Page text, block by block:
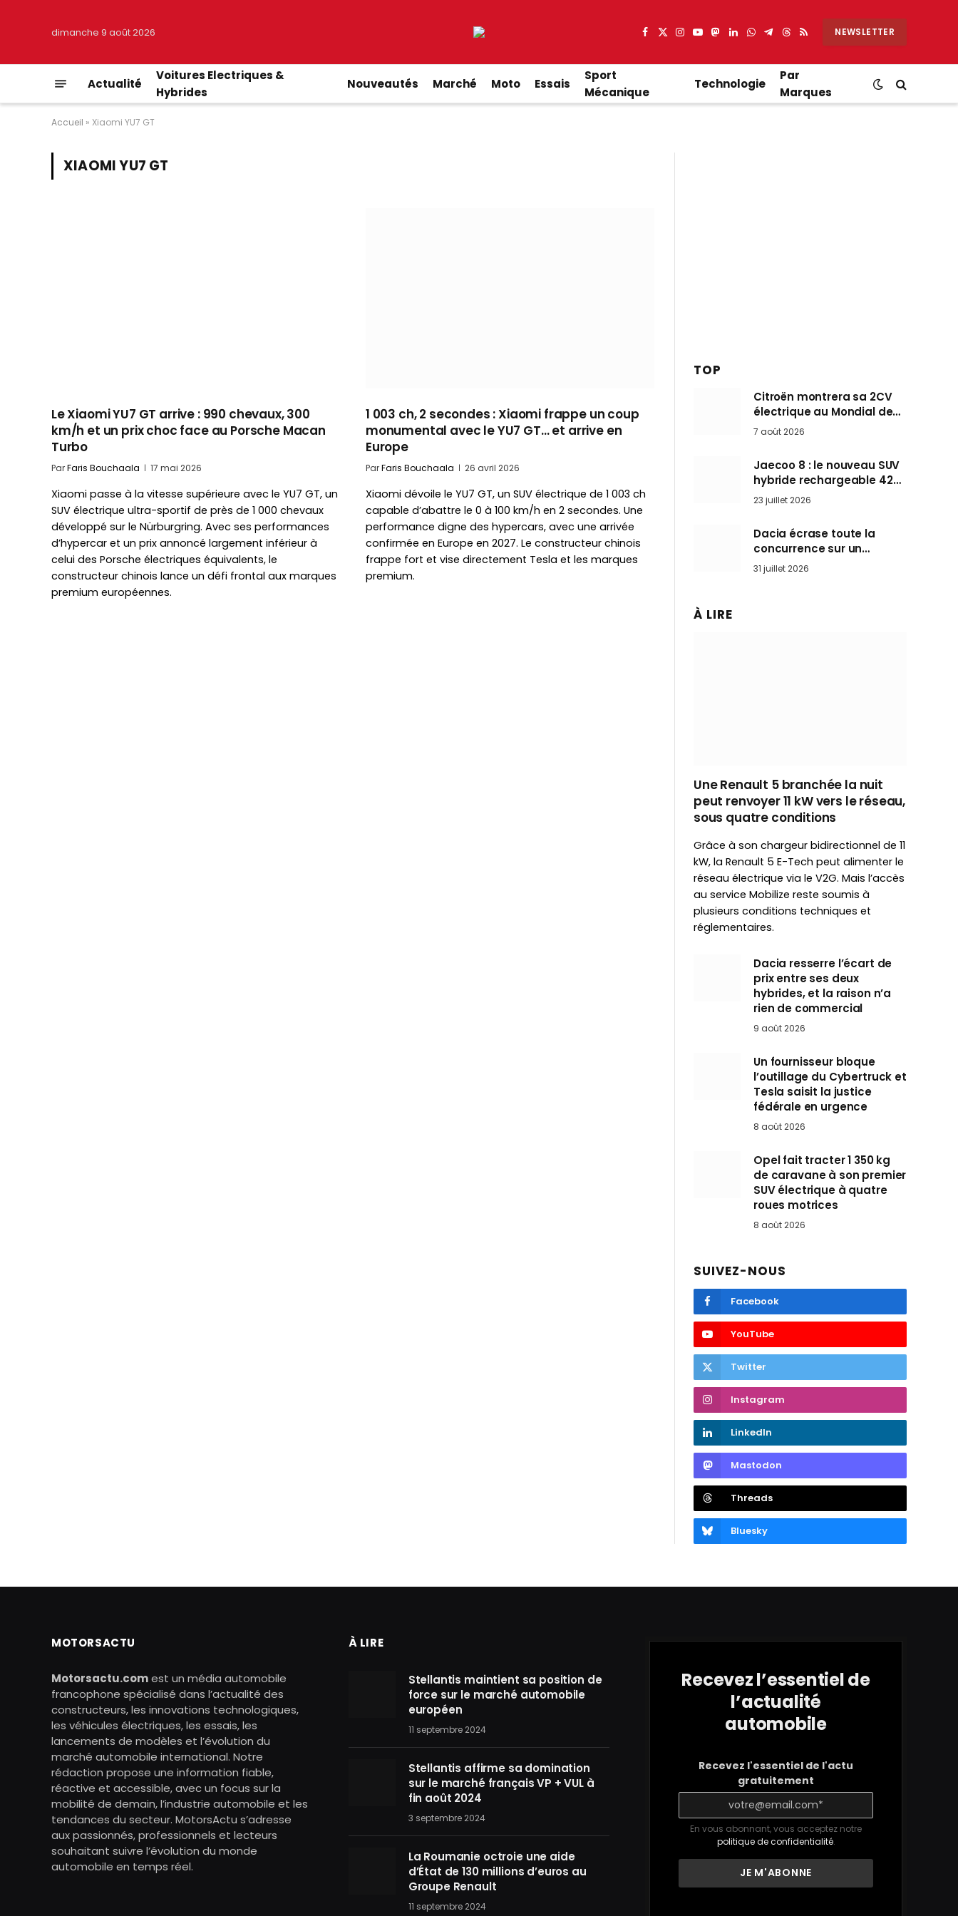
dimanche 9 août 2026 Facebook
X
Instagram
YouTube
Mastodon
LinkedIn
WhatsApp
Partager
Telegram
Threads
RSS NEWSLETTER
Actualité
Voitures Electriques &
Hybrides
Nouveautés Marché Moto Essais
Sport
Mécanique
Technologie
Par
Marques
Accueil » Xiaomi YU7 GT
XIAOMI YU7 GT
Le Xiaomi YU7 GT arrive : 990 chevaux, 300
km/h et un prix choc face au Porsche Macan
Turbo
ParFaris Bouchaala 17 mai 2026
Xiaomi passe à la vitesse supérieure avec le YU7 GT, un
SUV électrique ultra-sportif de près de 1 000 chevaux
développé sur le Nürburgring. Avec ses performances
d’hypercar et un prix annoncé largement inférieur à
celui des Porsche électriques équivalents, le
constructeur chinois lance un défi frontal aux marques
premium européennes.
1 003 ch, 2 secondes : Xiaomi frappe un coup
monumental avec le YU7 GT… et arrive en
Europe
ParFaris Bouchaala 26 avril 2026
Xiaomi dévoile le YU7 GT, un SUV électrique de 1 003 ch
capable d’abattre le 0 à 100 km/h en 2 secondes. Une
performance digne des hypercars, avec une arrivée
confirmée en Europe en 2027. Le constructeur chinois
frappe fort et vise directement Tesla et les marques
premium.
TOP
Citroën montrera sa 2CV
électrique au Mondial de
Paris pendant que BMW et
7 août 2026
Jaecoo 8 : le nouveau SUV
hybride rechargeable 428
ch qui vise l’Audi Q7 arrive
en Europe cet automne
23 juillet 2026
Dacia écrase toute la
concurrence sur un
marché où personne ne
l’attendait
31 juillet 2026
À LIRE
Une Renault 5 branchée la nuit
peut renvoyer 11 kW vers le réseau,
sous quatre conditions
Grâce à son chargeur bidirectionnel de 11
kW, la Renault 5 E-Tech peut alimenter le
réseau électrique via le V2G. Mais l’accès
au service Mobilize reste soumis à
plusieurs conditions techniques et
réglementaires.
Dacia resserre l’écart de
prix entre ses deux
hybrides, et la raison n’a
rien de commercial
9 août 2026
Un fournisseur bloque
l’outillage du Cybertruck et
Tesla saisit la justice
fédérale en urgence
8 août 2026
Opel fait tracter 1 350 kg
de caravane à son premier
SUV électrique à quatre
roues motrices
8 août 2026
SUIVEZ-NOUS
Facebook
YouTube
Twitter
Instagram
LinkedIn
Mastodon
Threads
Bluesky
MOTORSACTU
Motorsactu.comest un média automobile
francophone spécialisé dans l’actualité des
constructeurs, les innovations technologiques,
les véhicules électriques, les essais, les
lancements de modèles et l’évolution du
marché automobile international. Notre
rédaction propose une information fiable,
réactive et accessible, avec un focus sur la
mobilité de demain, l’industrie automobile et les
tendances du secteur. MotorsActu s’adresse
aux passionnés, professionnels et lecteurs
souhaitant suivre l’évolution du monde
automobile en temps réel.
À LIRE
Stellantis maintient sa position de
force sur le marché automobile
européen
11 septembre 2024
Stellantis affirme sa domination
sur le marché français VP + VUL à
fin août 2024
3 septembre 2024
La Roumanie octroie une aide
d’État de 130 millions d’euros au
Groupe Renault
11 septembre 2024
Recevez l’essentiel de
l’actualité
automobile
Recevez l'essentiel de l'actu
gratuitement
En vous abonnant, vous acceptez notre
politique de confidentialité.